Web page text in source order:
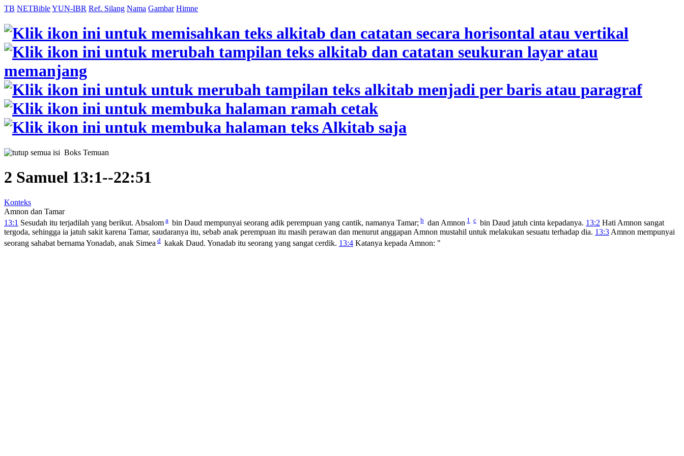
TB NETBibleYUN-IBR Ref. Silang Nama Gambar Himne
Boks Temuan
2 Samuel 13:1--22:51
Konteks
Amnon dan Tamar
13:1 Sesudah itu terjadilah yang berikut. Absalom a bin Daud mempunyai seorang adik perempuan yang cantik, namanya Tamar; b dan Amnon 1 c bin Daud jatuh cinta kepadanya. 13:2 Hati Amnon sangat
tergoda, sehingga ia jatuh sakit karena Tamar, saudaranya itu, sebab anak perempuan itu masih perawan dan menurut anggapan Amnon mustahil untuk melakukan sesuatu terhadap dia. 13:3 Amnon mempunyai
seorang sahabat bernama Yonadab, anak Simea d kakak Daud. Yonadab itu seorang yang sangat cerdik. 13:4 Katanya kepada Amnon: "